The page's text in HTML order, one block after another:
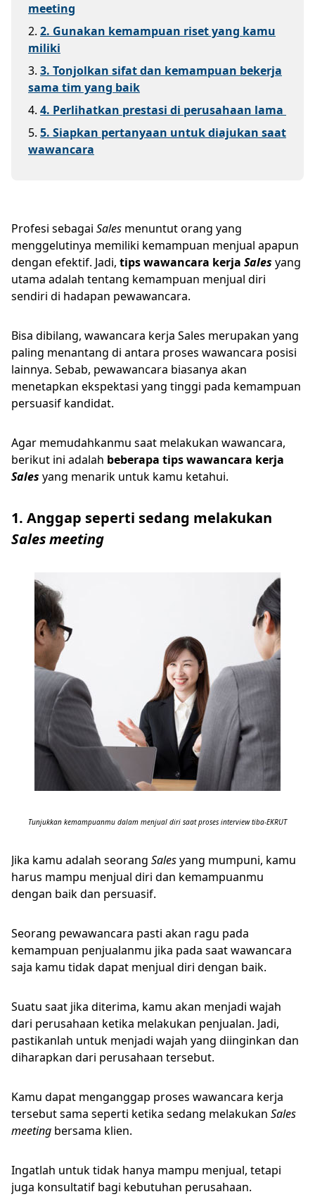
meeting
2. 2. Gunakan kemampuan riset yang kamu
miliki
3. 3. Tonjolkan sifat dan kemampuan bekerja
sama tim yang baik
4. 4. Perlihatkan prestasi di perusahaan lama
5. 5. Siapkan pertanyaan untuk diajukan saat
wawancara
Profesi sebagai Sales menuntut orang yang
menggelutinya memiliki kemampuan menjual apapun
dengan efektif. Jadi, tips wawancara kerja Sales yang
utama adalah tentang kemampuan menjual diri
sendiri di hadapan pewawancara.
Bisa dibilang, wawancara kerja Sales merupakan yang
paling menantang di antara proses wawancara posisi
lainnya. Sebab, pewawancara biasanya akan
menetapkan ekspektasi yang tinggi pada kemampuan
persuasif kandidat.
Agar memudahkanmu saat melakukan wawancara,
berikut ini adalah beberapa tips wawancara kerja
Sales yang menarik untuk kamu ketahui.
1. Anggap seperti sedang melakukan
Sales meeting
Tunjukkan kemampuanmu dalam menjual diri saat proses interview tiba-EKRUT
Jika kamu adalah seorang Salesyang mumpuni, kamu
harus mampu menjual diri dan kemampuanmu
dengan baik dan persuasif.
Seorang pewawancara pasti akan ragu pada
kemampuan penjualanmu jika pada saat wawancara
saja kamu tidak dapat menjual diri dengan baik.
Suatu saat jika diterima, kamu akan menjadi wajah
dari perusahaan ketika melakukan penjualan. Jadi,
pastikanlah untuk menjadi wajah yang diinginkan dan
diharapkan dari perusahaan tersebut.
Kamu dapat menganggap proses wawancara kerja
tersebut sama seperti ketika sedang melakukan Sales
meeting bersama klien.
Ingatlah untuk tidak hanya mampu menjual, tetapi
juga konsultatif bagi kebutuhan perusahaan.